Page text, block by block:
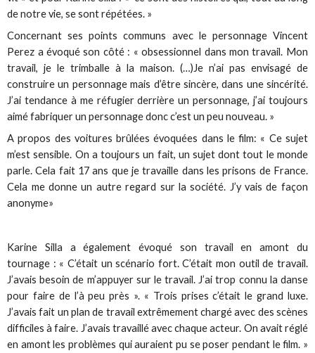
de notre vie, se sont répétées. »
Concernant ses points communs avec le personnage Vincent
Perez a évoqué son côté : « obsessionnel dans mon travail. Mon
travail, je le trimballe à la maison. (…)Je n’ai pas envisagé de
construire un personnage mais d’être sincère, dans une sincérité.
J’ai tendance à me réfugier derrière un personnage, j’ai toujours
aimé fabriquer un personnage donc c’est un peu nouveau. »
A propos des voitures brûlées évoquées dans le film: « Ce sujet
m’est sensible. On a toujours un fait, un sujet dont tout le monde
parle. Cela fait 17 ans que je travaille dans les prisons de France.
Cela me donne un autre regard sur la société. J’y vais de façon
anonyme»
Karine Silla a également évoqué son travail en amont du
tournage : « C’était un scénario fort. C’était mon outil de travail.
J’avais besoin de m’appuyer sur le travail. J’ai trop connu la danse
pour faire de l’à peu près ». « Trois prises c’était le grand luxe.
J’avais fait un plan de travail extrêmement chargé avec des scènes
difficiles à faire. J’avais travaillé avec chaque acteur. On avait réglé
en amont les problèmes qui auraient pu se poser pendant le film. »